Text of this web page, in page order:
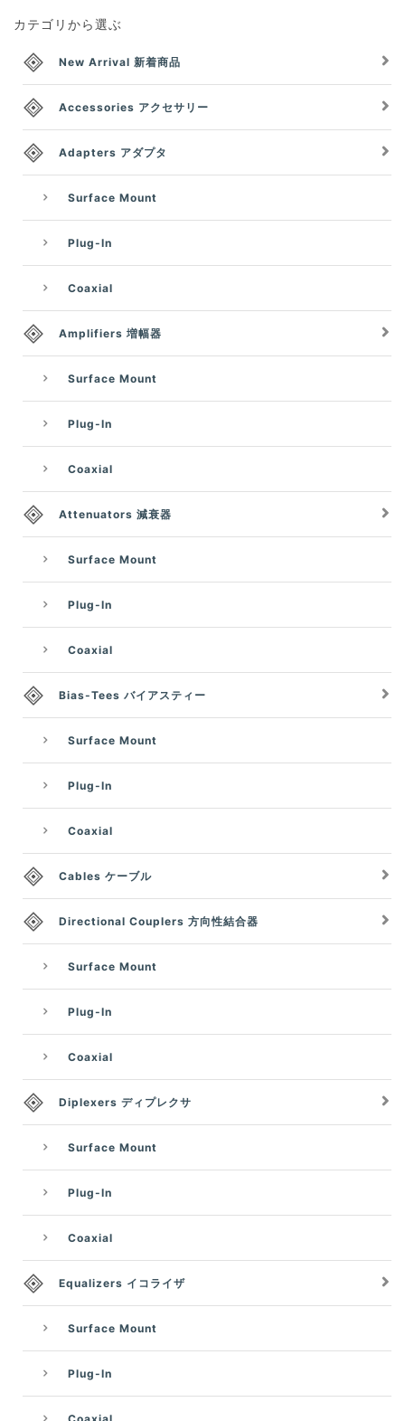
カテゴリから選ぶ
New Arrival 新着商品
Accessories アクセサリー
Adapters アダプタ
Surface Mount
Plug-In
Coaxial
Amplifiers 増幅器
Surface Mount
Plug-In
Coaxial
Attenuators 減衰器
Surface Mount
Plug-In
Coaxial
Bias-Tees バイアスティー
Surface Mount
Plug-In
Coaxial
Cables ケーブル
Directional Couplers 方向性結合器
Surface Mount
Plug-In
Coaxial
Diplexers ディプレクサ
Surface Mount
Plug-In
Coaxial
Equalizers イコライザ
Surface Mount
Plug-In